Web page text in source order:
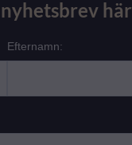
här
Efternamn: